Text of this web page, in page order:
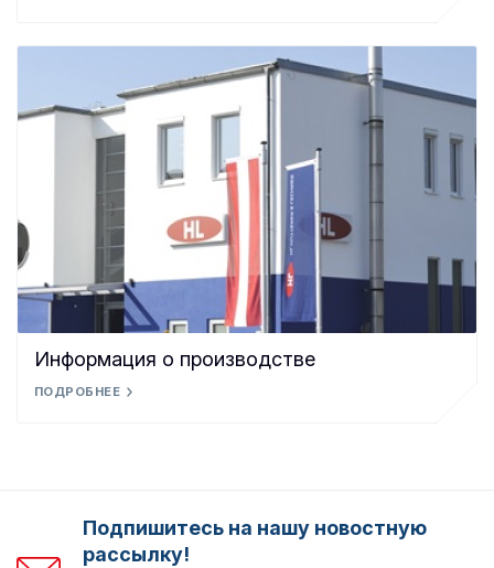
Информация о производстве
ПОДРОБНЕЕ
Подпишитесь на нашу новостную
рассылку!